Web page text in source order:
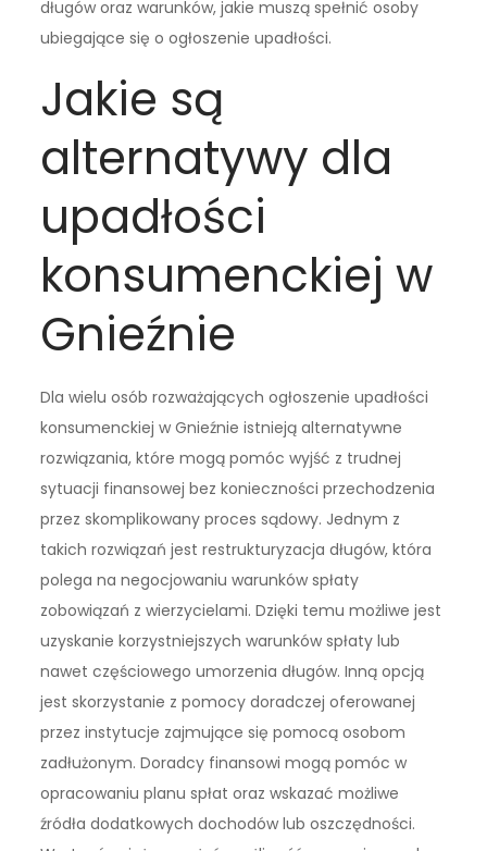
długów oraz warunków, jakie muszą spełnić osoby
ubiegające się o ogłoszenie upadłości.
Jakie są
alternatywy dla
upadłości
konsumenckiej w
Gnieźnie
Dla wielu osób rozważających ogłoszenie upadłości
konsumenckiej w Gnieźnie istnieją alternatywne
rozwiązania, które mogą pomóc wyjść z trudnej
sytuacji finansowej bez konieczności przechodzenia
przez skomplikowany proces sądowy. Jednym z
takich rozwiązań jest restrukturyzacja długów, która
polega na negocjowaniu warunków spłaty
zobowiązań z wierzycielami. Dzięki temu możliwe jest
uzyskanie korzystniejszych warunków spłaty lub
nawet częściowego umorzenia długów. Inną opcją
jest skorzystanie z pomocy doradczej oferowanej
przez instytucje zajmujące się pomocą osobom
zadłużonym. Doradcy finansowi mogą pomóc w
opracowaniu planu spłat oraz wskazać możliwe
źródła dodatkowych dochodów lub oszczędności.